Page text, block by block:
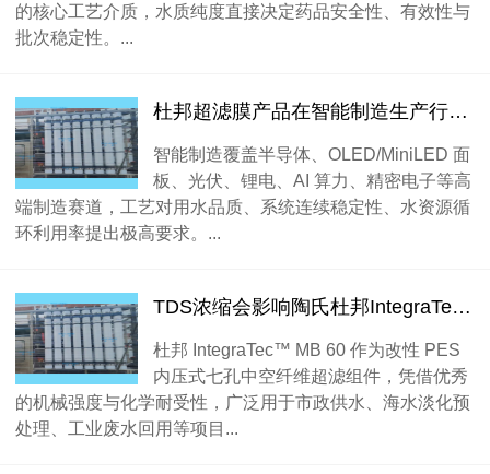
的核心工艺介质，水质纯度直接决定药品安全性、有效性与
批次稳定性。...
杜邦超滤膜产品在智能制造生产行业起什么作用？
智能制造覆盖半导体、OLED/MiniLED 面
板、光伏、锂电、AI 算力、精密电子等高
端制造赛道，工艺对用水品质、系统连续稳定性、水资源循
环利用率提出极高要求。...
TDS浓缩会影响陶氏杜邦IntegraTec™ MB 60超滤组件？
杜邦 IntegraTec™ MB 60 作为改性 PES
内压式七孔中空纤维超滤组件，凭借优秀
的机械强度与化学耐受性，广泛用于市政供水、海水淡化预
处理、工业废水回用等项目...